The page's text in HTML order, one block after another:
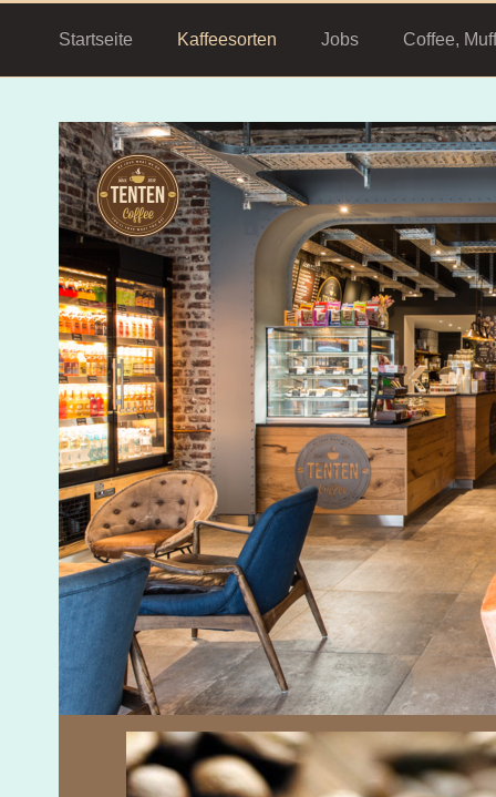
Startseite Kaffeesorten Jobs Coffee,